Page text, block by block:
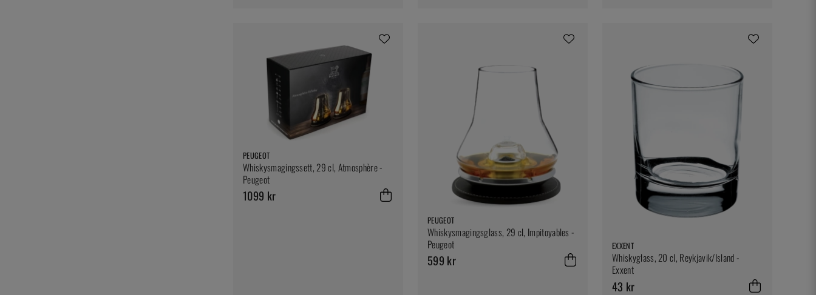
PEUGEOT
Whiskysmagingssett, 29 cl, Atmosphère -
Peugeot
1099 kr
PEUGEOT
Whiskysmagingsglass, 29 cl, Impitoyables -
Peugeot
599 kr
EXXENT
Whiskyglass, 20 cl, Reykjavik/Island -
Exxent
43 kr